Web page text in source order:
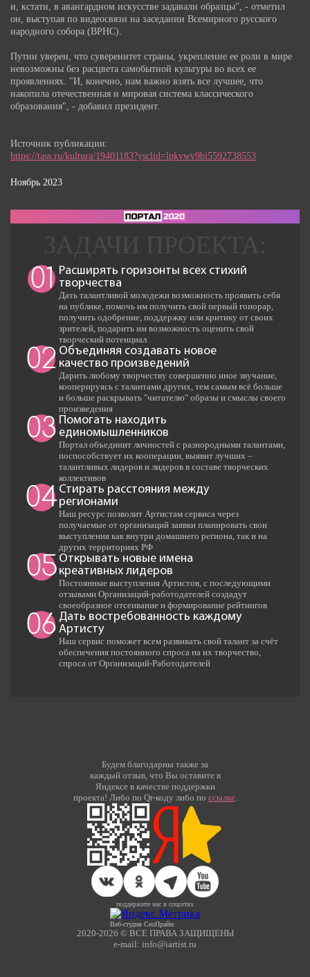
и, кстати, в авангардном искусстве задавали образцы", - отметил
он, выступая по видеосвязи на заседании Всемирного русского
народного собора (ВРНС).
Путин уверен, что суверенитет страны, укрепление ее роли в мире
невозможны без расцвета самобытной культуры во всех ее
проявлениях. "И, конечно, нам важно взять все лучшее, что
накопила отечественная и мировая система классического
образования", - добавил президент.
Источник публикации:
https://tass.ru/kultura/19401183?ysclid=lpkvwv9bi5592738553
Ноябрь 2023
01 Расширять горизонты всех стихий
творчества
Дать талантливой молодежи возможность проявить себя
на публике, помочь им получить свой первый гонорар,
получить одобрение, поддержку или критику от своих
зрителей, подарить им возможность оценить свой
творческий потенциал
02 Объединяя создавать новое
качество произведений
Дарить любому творчеству совершенно иное звучание,
кооперируясь с талантами других, тем самым всё больше
и больше раскрывать "читателю" образы и смыслы своего
произведения
03 Помогать находить
единомышленников
Портал объединит личностей с разнородными талантами,
поспособствует их кооперации, выявит лучших –
талантливых лидеров и лидеров в составе творческих
коллективов
04Стирать расстояния между
регионами
Наш ресурс позволит Артистам сервиса через
получаемые от организаций заявки планировать свои
выступления как внутри домашнего региона, так и на
других территориях РФ
05 Открывать новые имена
креативных лидеров
Постоянные выступления Артистов, с последующими
отзывами Организаций-работодателей создадут
своеобразное отсеивание и формирование рейтингов
06 Дать востребованность каждому
Артисту
Наш сервис поможет всем развивать свой талант за счёт
обеспечения постоянного спроса на их творчество,
спроса от Организаций-Работодателей
Будем благодарны также за
каждый отзыв, что Вы оставите в
Яндексе в качестве поддержки
проекта! Либо по Qr-коду либо по ссылке.
поддержите нас в соцсетях
Веб-студия СеоПрайм
2020-2026 © ВСЕ ПРАВА ЗАЩИЩЕНЫ
e-mail: info@iartist.ru